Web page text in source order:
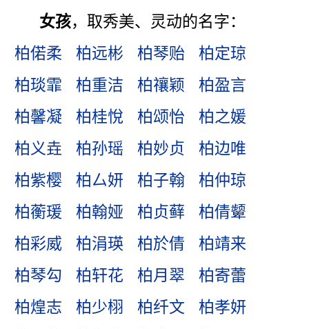
女孩，取秀美、灵动的名字：
柏偌柔
柏远彬 柏琴贻
柏定琼
柏琰霏
柏重洁 柏禳颖
柏盈言
柏馨凝
柏桂悅 柏颂怡
柏之媛
柏义垚
柏孙瑶 柏妙贞
柏边唯
柏紫樱
柏厶妍 柏子翰
柏仲琼
柏蘅瑗
柏翰娅 柏贞藓
柏倩颦
柏彩威
柏涓瑛 柏於倩
柏靖来
柏琴勾
柏轩花 柏月翠
柏寄蕾
柏煌志
柏少栩 柏纤文
柏孝妍